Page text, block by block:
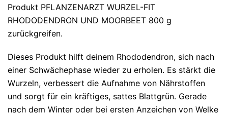
Produkt PFLANZENARZT WURZEL-FIT
RHODODENDRON UND MOORBEET 800 g
zurückgreifen.
Dieses Produkt hilft deinem Rhododendron, sich nach
einer Schwächephase wieder zu erholen. Es stärkt die
Wurzeln, verbessert die Aufnahme von Nährstoffen
und sorgt für ein kräftiges, sattes Blattgrün. Gerade
nach dem Winter oder bei ersten Anzeichen von Welke